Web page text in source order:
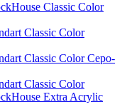
Classic Color
Classic Color
Classic Color Серо-
Classic Color
Extra Acrylic